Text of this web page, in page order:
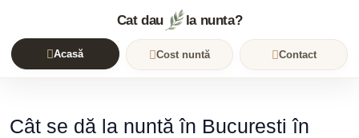
Cat dau la nunta?
Acasă Cost nuntă Contact
Cât se dă la nuntă în Bucuresti în